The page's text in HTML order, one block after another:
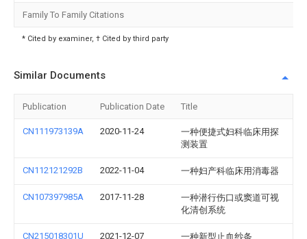
Family To Family Citations
* Cited by examiner, † Cited by third party
Similar Documents
Publication Publication Date Title
CN111973139A 2020-11-24
一种便捷式妇科临床用探
测装置
CN112121292B 2022-11-04 一种妇产科临床用消毒器
CN107397985A 2017-11-28
一种潜行伤口或窦道可视
化清创系统
CN215018301U 2021-12-07 一种新型止血纱条